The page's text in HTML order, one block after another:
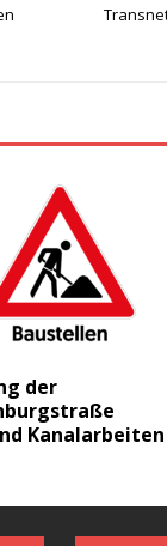
der
Kanalarbeiten